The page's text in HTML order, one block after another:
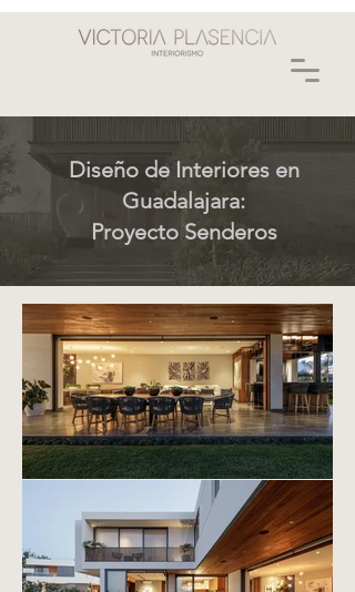
Diseño de Interiores en
Guadalajara:
Proyecto Senderos